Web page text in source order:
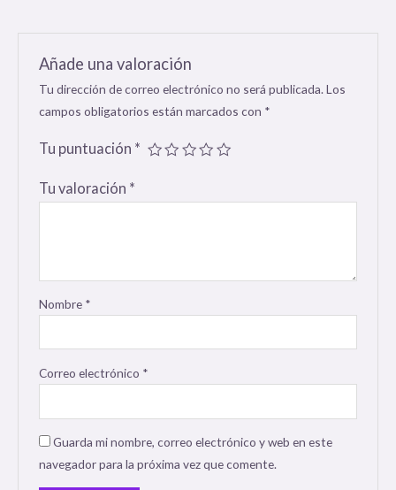
Añade una valoración
Tu dirección de correo electrónico no será publicada. Los
campos obligatorios están marcados con *
Tu puntuación *
Tu valoración *
Nombre *
Correo electrónico *
Guarda mi nombre, correo electrónico y web en este
navegador para la próxima vez que comente.